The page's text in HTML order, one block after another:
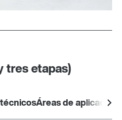
tres etapas)
Áreas de aplicación